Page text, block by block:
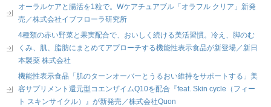
オーラルケアと腸活を1粒で。Wケアチュアブル「オラフル クリア」新発
売／株式会社イブフローラ研究所
4種類の赤い野菜と果実配合で、おいしく続ける美活習慣。冷え、脚のむ
くみ、肌、脂肪にまとめてアプローチする機能性表示食品が新登場／新日
本製薬 株式会社
機能性表示食品「肌のターンオーバーとうるおい維持をサポートする」美
容サプリメント還元型コエンザイムQ10を配合『feat. Skin cycle（フィー
ト スキンサイクル）』が新発売／株式会社Quon